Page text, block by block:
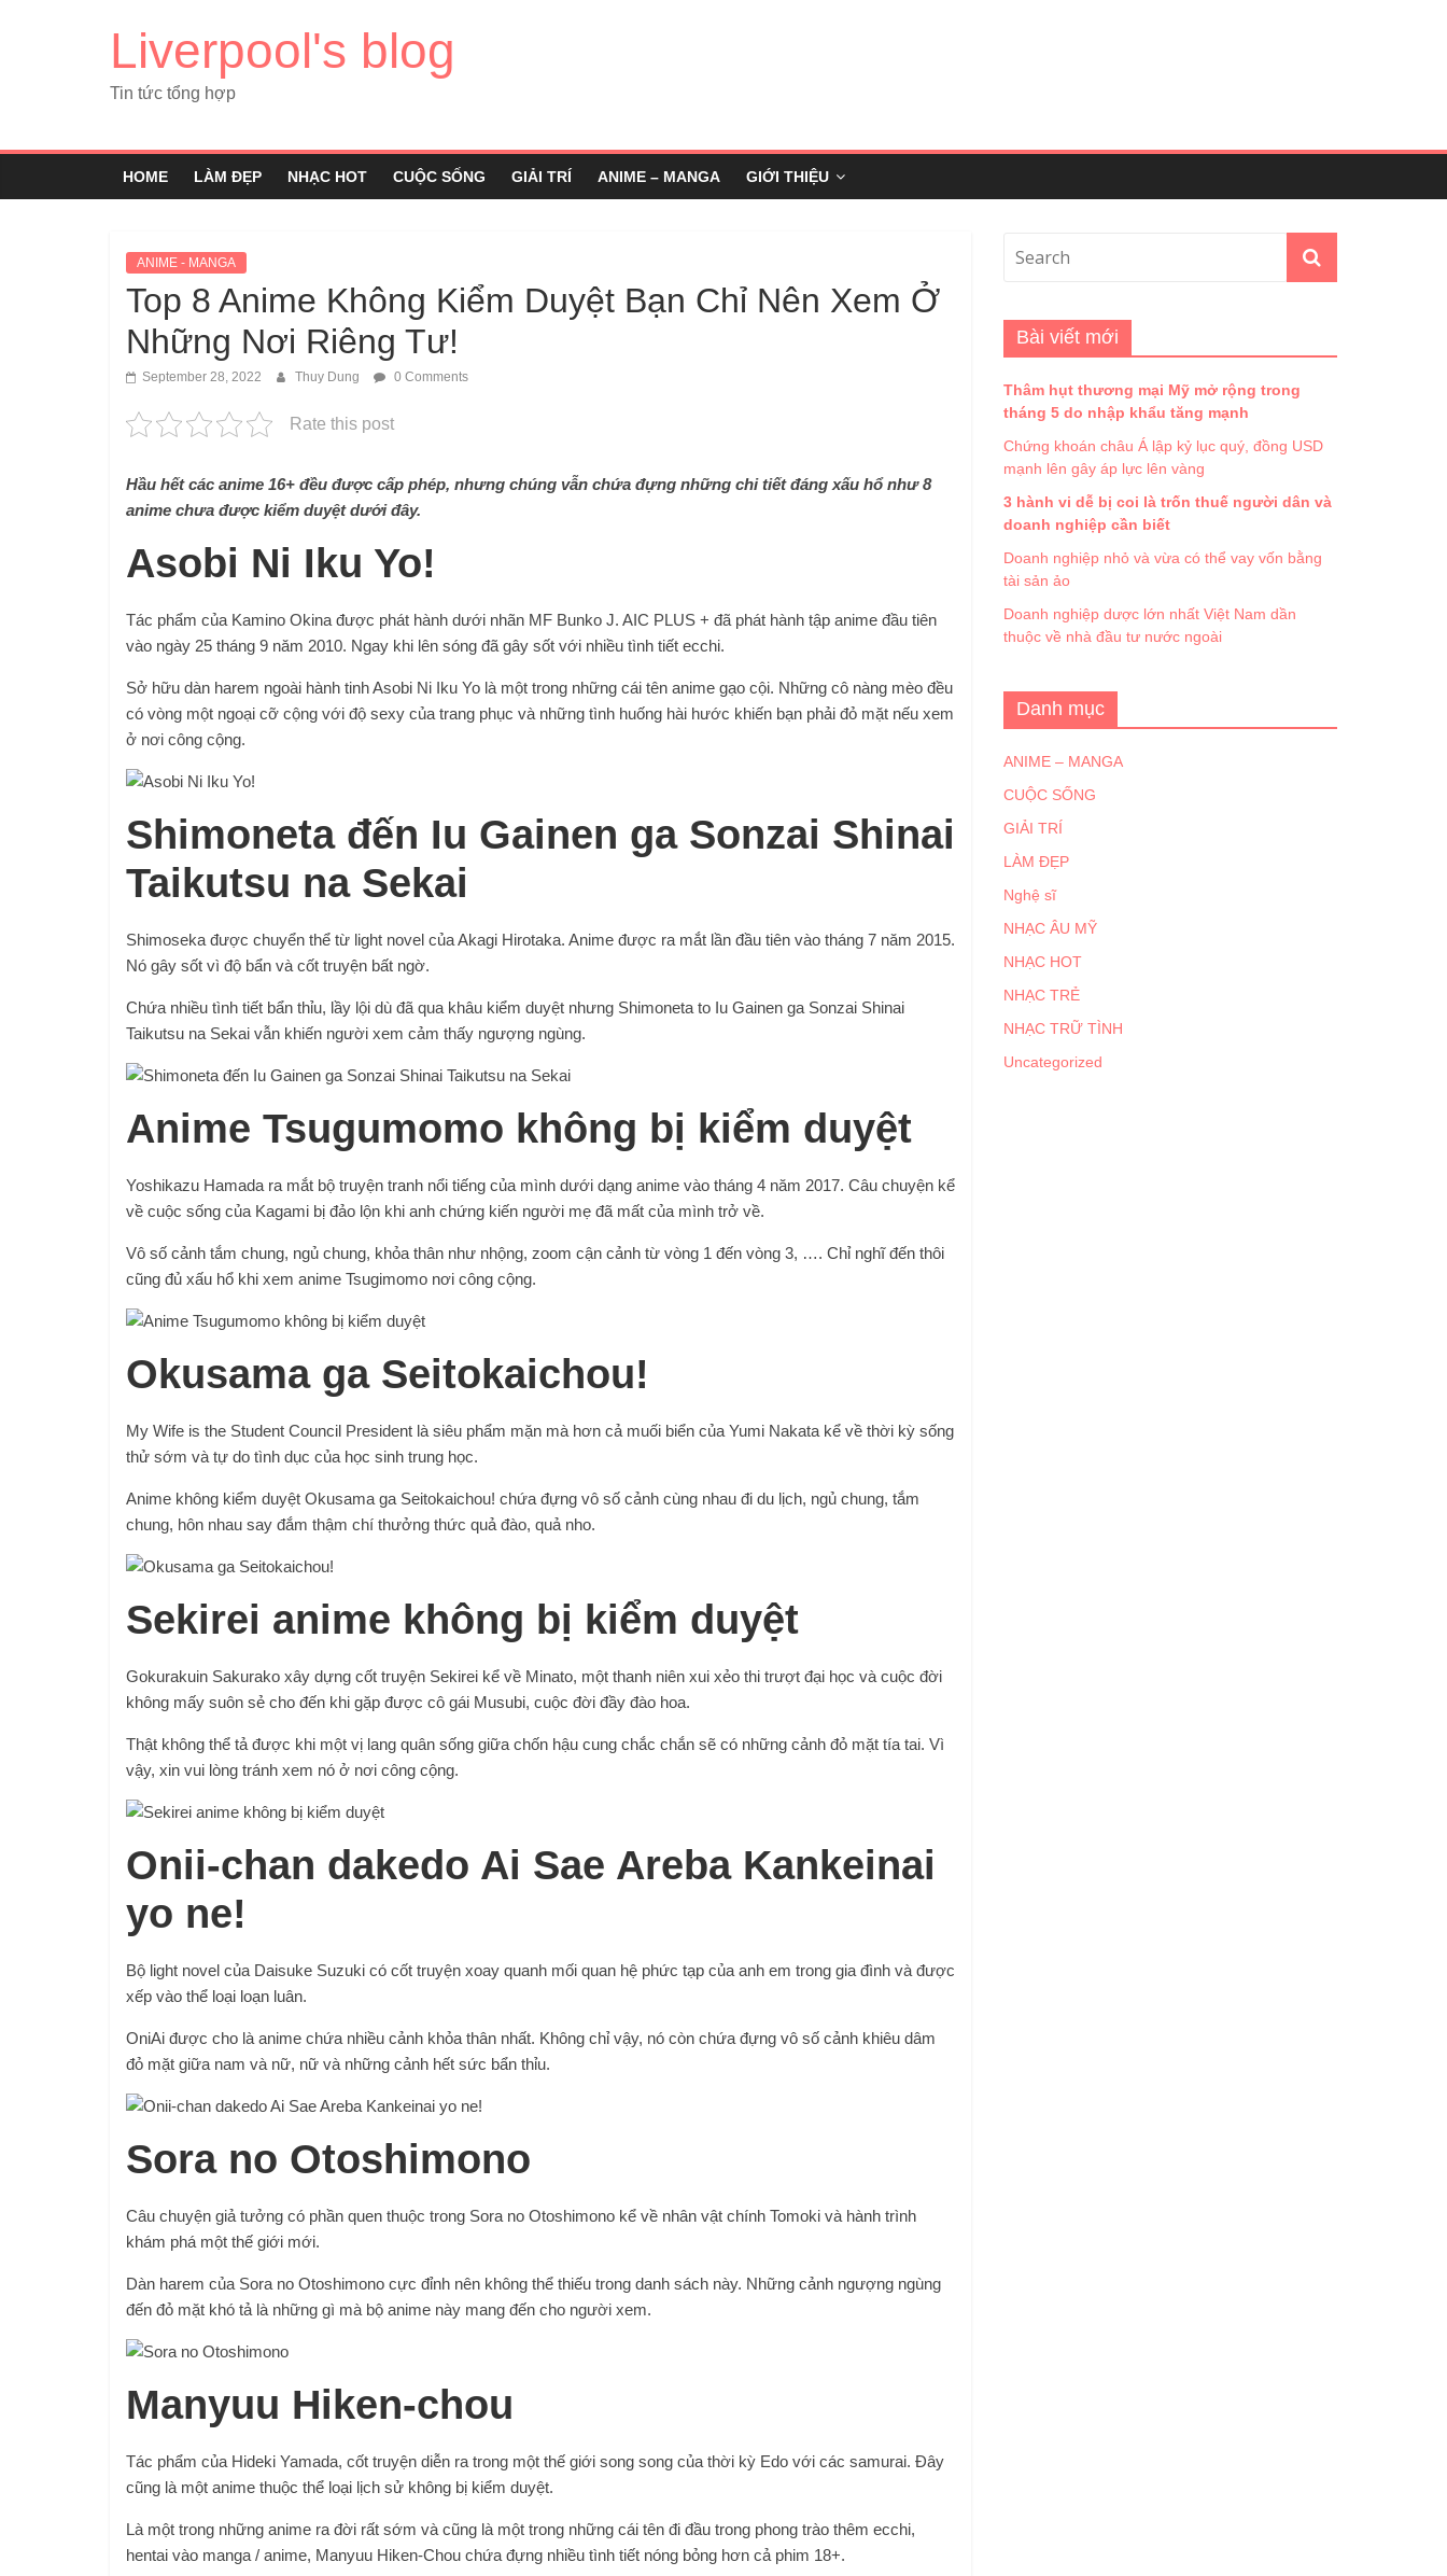
Liverpool's blog
Tin tức tổng hợp
HOME LÀM ĐẸP NHẠC HOT CUỘC SỐNG GIẢI TRÍ ANIME – MANGA GIỚI THIỆU
ANIME - MANGA
Top 8 Anime Không Kiểm Duyệt Bạn Chỉ Nên Xem Ở
Những Nơi Riêng Tư!
September 28, 2022 Thuy Dung 0 Comments
Rate this post
Hầu hết các anime 16+ đều được cấp phép, nhưng chúng vẫn chứa đựng những chi tiết đáng xấu hổ như 8
anime chưa được kiểm duyệt dưới đây.
Asobi Ni Iku Yo!
Tác phẩm của Kamino Okina được phát hành dưới nhãn MF Bunko J. AIC PLUS + đã phát hành tập anime đầu tiên
vào ngày 25 tháng 9 năm 2010. Ngay khi lên sóng đã gây sốt với nhiều tình tiết ecchi.
Sở hữu dàn harem ngoài hành tinh Asobi Ni Iku Yo là một trong những cái tên anime gạo cội. Những cô nàng mèo đều
có vòng một ngoại cỡ cộng với độ sexy của trang phục và những tình huống hài hước khiến bạn phải đỏ mặt nếu xem
ở nơi công cộng.
Shimoneta đến Iu Gainen ga Sonzai Shinai
Taikutsu na Sekai
Shimoseka được chuyển thể từ light novel của Akagi Hirotaka. Anime được ra mắt lần đầu tiên vào tháng 7 năm 2015.
Nó gây sốt vì độ bẩn và cốt truyện bất ngờ.
Chứa nhiều tình tiết bẩn thỉu, lầy lội dù đã qua khâu kiểm duyệt nhưng Shimoneta to Iu Gainen ga Sonzai Shinai
Taikutsu na Sekai vẫn khiến người xem cảm thấy ngượng ngùng.
Anime Tsugumomo không bị kiểm duyệt
Yoshikazu Hamada ra mắt bộ truyện tranh nổi tiếng của mình dưới dạng anime vào tháng 4 năm 2017. Câu chuyện kể
về cuộc sống của Kagami bị đảo lộn khi anh chứng kiến ​​người mẹ đã mất của mình trở về.
Vô số cảnh tắm chung, ngủ chung, khỏa thân như nhộng, zoom cận cảnh từ vòng 1 đến vòng 3, …. Chỉ nghĩ đến thôi
cũng đủ xấu hổ khi xem anime Tsugimomo nơi công cộng.
Okusama ga Seitokaichou!
My Wife is the Student Council President là siêu phẩm mặn mà hơn cả muối biển của Yumi Nakata kể về thời kỳ sống
thử sớm và tự do tình dục của học sinh trung học.
Anime không kiểm duyệt Okusama ga Seitokaichou! chứa đựng vô số cảnh cùng nhau đi du lịch, ngủ chung, tắm
chung, hôn nhau say đắm thậm chí thưởng thức quả đào, quả nho.
Sekirei anime không bị kiểm duyệt
Gokurakuin Sakurako xây dựng cốt truyện Sekirei kể về Minato, một thanh niên xui xẻo thi trượt đại học và cuộc đời
không mấy suôn sẻ cho đến khi gặp được cô gái Musubi, cuộc đời đầy đào hoa.
Thật không thể tả được khi một vị lang quân sống giữa chốn hậu cung chắc chắn sẽ có những cảnh đỏ mặt tía tai. Vì
vậy, xin vui lòng tránh xem nó ở nơi công cộng.
Onii-chan dakedo Ai Sae Areba Kankeinai
yo ne!
Bộ light novel của Daisuke Suzuki có cốt truyện xoay quanh mối quan hệ phức tạp của anh em trong gia đình và được
xếp vào thể loại loạn luân.
OniAi được cho là anime chứa nhiều cảnh khỏa thân nhất. Không chỉ vậy, nó còn chứa đựng vô số cảnh khiêu dâm
đỏ mặt giữa nam và nữ, nữ và những cảnh hết sức bẩn thỉu.
Sora no Otoshimono
Câu chuyện giả tưởng có phần quen thuộc trong Sora no Otoshimono kể về nhân vật chính Tomoki và hành trình
khám phá một thế giới mới.
Dàn harem của Sora no Otoshimono cực đỉnh nên không thể thiếu trong danh sách này. Những cảnh ngượng ngùng
đến đỏ mặt khó tả là những gì mà bộ anime này mang đến cho người xem.
Manyuu Hiken-chou
Tác phẩm của Hideki Yamada, cốt truyện diễn ra trong một thế giới song song của thời kỳ Edo với các samurai. Đây
cũng là một anime thuộc thể loại lịch sử không bị kiểm duyệt.
Là một trong những anime ra đời rất sớm và cũng là một trong những cái tên đi đầu trong phong trào thêm ecchi,
hentai vào manga / anime, Manyuu Hiken-Chou chứa đựng nhiều tình tiết nóng bỏng hơn cả phim 18+.
Bài viết mới
Thâm hụt thương mại Mỹ mở rộng trong
tháng 5 do nhập khẩu tăng mạnh
Chứng khoán châu Á lập kỷ lục quý, đồng USD
mạnh lên gây áp lực lên vàng
3 hành vi dễ bị coi là trốn thuế người dân và
doanh nghiệp cần biết
Doanh nghiệp nhỏ và vừa có thể vay vốn bằng
tài sản ảo
Doanh nghiệp dược lớn nhất Việt Nam dần
thuộc về nhà đầu tư nước ngoài
Danh mục
ANIME – MANGA
CUỘC SỐNG
GIẢI TRÍ
LÀM ĐẸP
Nghệ sĩ
NHẠC ÂU MỸ
NHẠC HOT
NHẠC TRẺ
NHẠC TRỮ TÌNH
Uncategorized